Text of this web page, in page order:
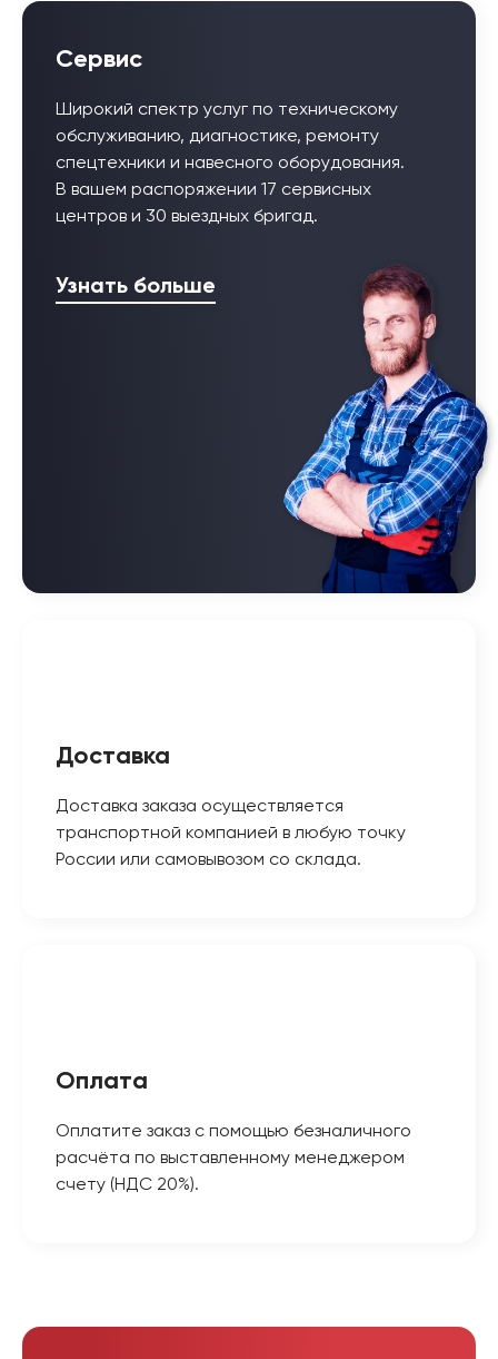
Сервис
Широкий спектр услуг по техническому
обслуживанию, диагностике, ремонту
спецтехники и навесного оборудования.
В вашем распоряжении 17 сервисных
центров и 30 выездных бригад.
Узнать больше
Доставка
Доставка заказа осуществляется
транспортной компанией в любую точку
России или самовывозом со склада.
Оплата
Оплатите заказ с помощью безналичного
расчёта по выставленному менеджером
счету (НДС 20%).